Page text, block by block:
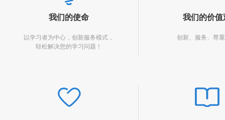
我们的使命
以学习者为中心，创新服务模式，
轻松解决您的学习问题！
我们的价值
创新、服务、尊